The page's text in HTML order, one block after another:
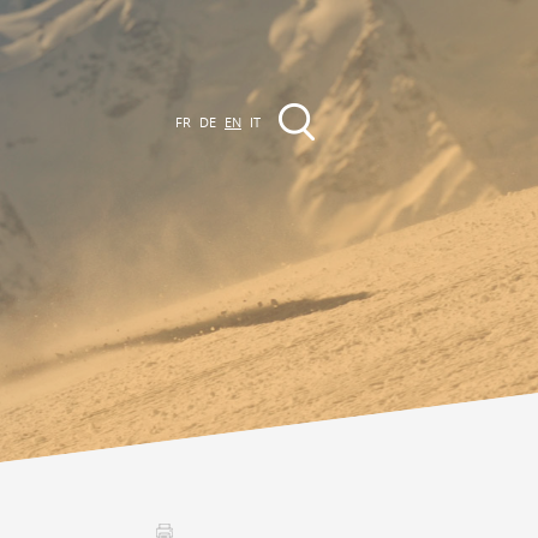
The region
events
Vinum Montis
Assemblées générales & Statuts
FR DE EN IT